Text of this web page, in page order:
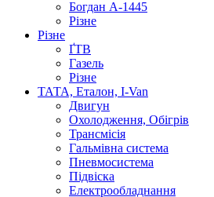
Богдан А-1445
Різне
Різне
ҐТВ
Газель
Різне
ТАТА, Еталон, I-Van
Двигун
Охолодження, Обігрів
Трансмісія
Гальмівна система
Пневмосистема
Підвіска
Електрообладнання